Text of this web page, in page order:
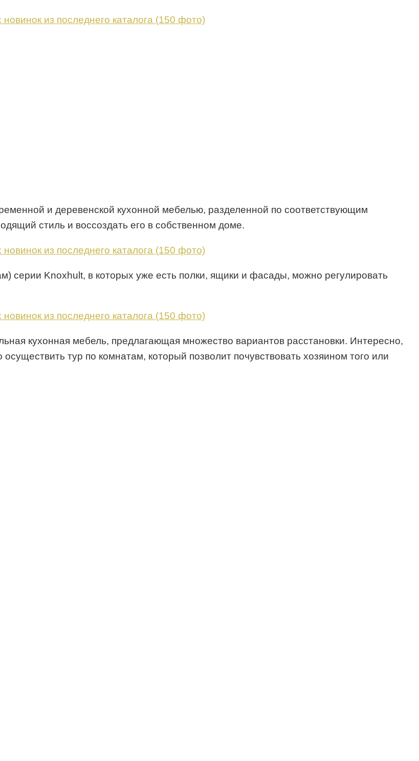
и деревенской кухонной мебелью, разделенной по соответствующим
стиль и воссоздать его в собственном доме.
серии Knoxhult, в которых уже есть полки, ящики и фасады, можно регулировать
кухонная мебель, предлагающая множество вариантов расстановки. Интересно,
тур по комнатам, который позволит почувствовать хозяином того или